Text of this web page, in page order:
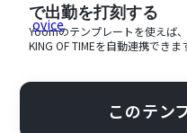
で出勤を打刻する
Yoomのテンプレートを使えば
KING OF TIMEを自動連携できま
このテン